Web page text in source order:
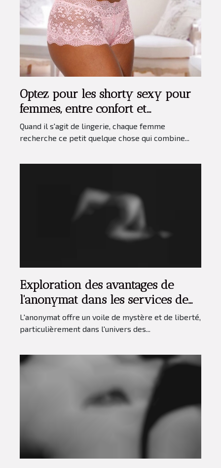
Optez pour les shorty sexy pour
femmes, entre confort et
sensualité
Quand il s'agit de lingerie, chaque femme
recherche ce petit quelque chose qui combine...
Exploration des avantages de
l'anonymat dans les services de
téléphone érotique
L'anonymat offre un voile de mystère et de liberté,
particulièrement dans l'univers des...